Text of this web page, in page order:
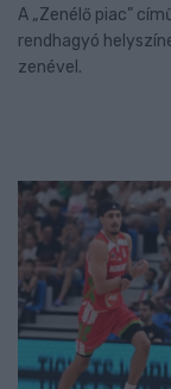
A „Zenélő piac”
rendhagyó
zenével.